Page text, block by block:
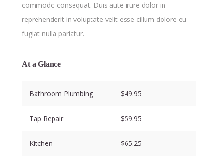
commodo consequat. Duis aute irure dolor in
reprehenderit in voluptate velit esse cillum dolore eu
fugiat nulla pariatur.
At a Glance
Bathroom Plumbing $49.95
Tap Repair $59.95
Kitchen $65.25